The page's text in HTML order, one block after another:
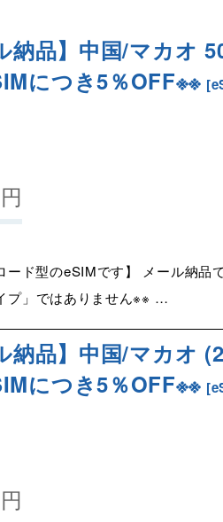
納品】中国/マカオ
につき5％OFF※※ [
円
ード型のeSIMです】 メール納
プ」ではありません※※ …
納品】中国/マカオ
につき5％OFF※※ [
円